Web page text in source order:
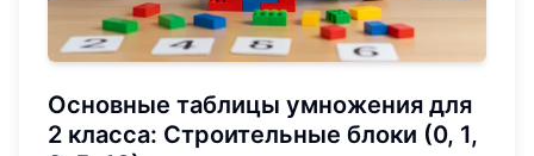
Основные таблицы умножения для
2 класса: Строительные блоки (0, 1,